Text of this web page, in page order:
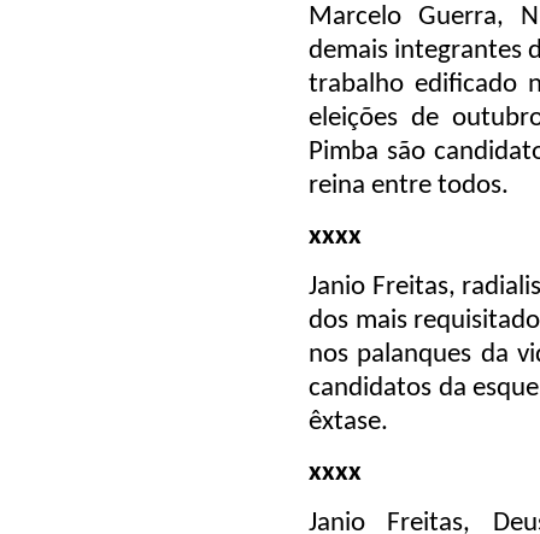
Marcelo Guerra,
demais integrantes
trabalho edificado
eleições de
Pimba são
reina entre todos.
xxxx
Janio Freitas,
dos mais
nos palanques da
candidatos da
êxtase.
xxxx
Janio Freitas,